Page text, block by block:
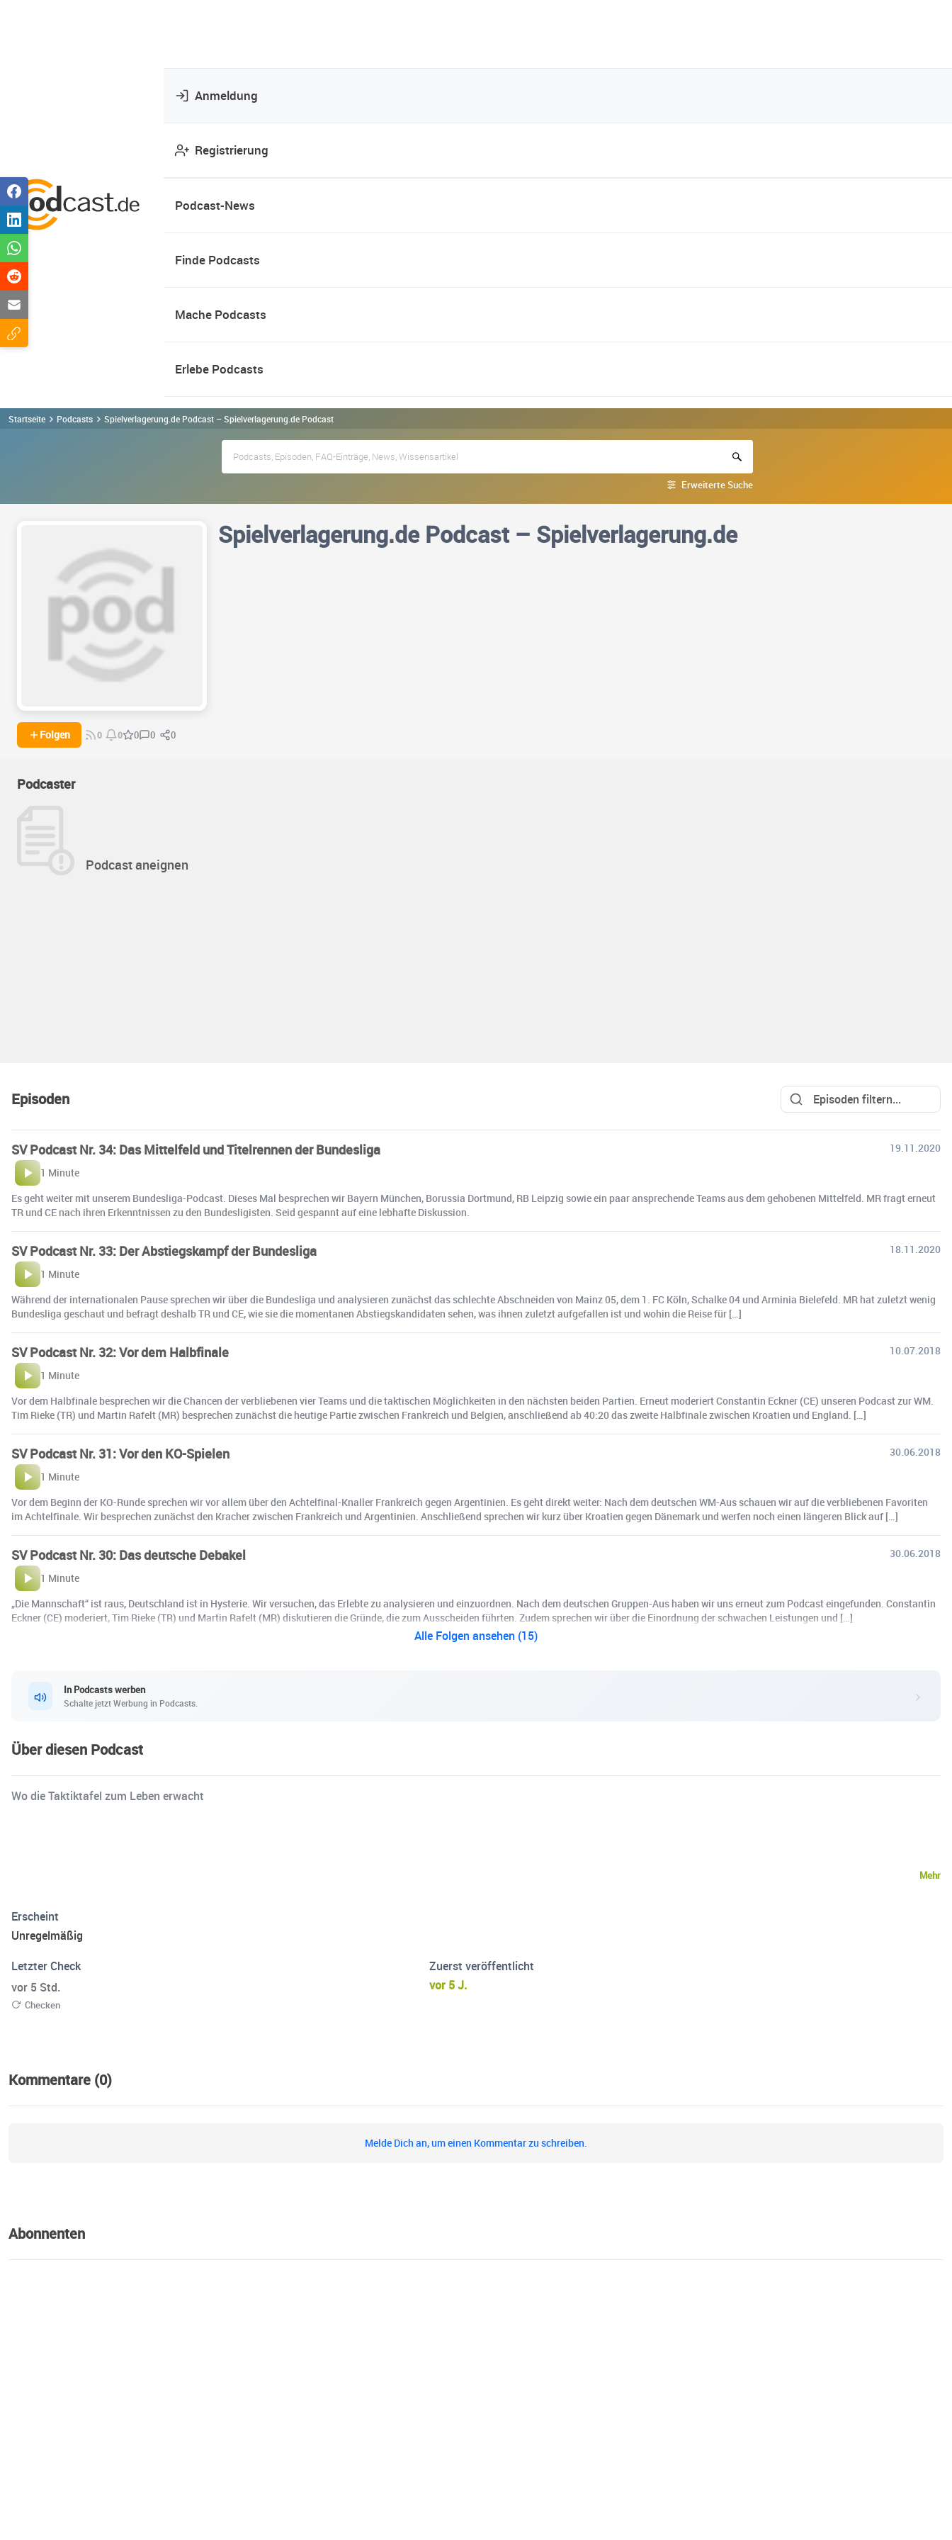
Anmeldung
Registrierung
Podcast-News
Finde Podcasts
Mache Podcasts
Erlebe Podcasts
Startseite Podcasts Spielverlagerung.de Podcast – Spielverlagerung.de Podcast
Erweiterte Suche
Spielverlagerung.de Podcast – Spielverlagerung.de
Folgen 0 0 0 0 0
Podcaster
Podcast aneignen
Episoden
SV Podcast Nr. 34: Das Mittelfeld und Titelrennen der Bundesliga
19.11.2020
1 Minute
Es geht weiter mit unserem Bundesliga-Podcast. Dieses Mal besprechen wir Bayern München, Borussia Dortmund, RB Leipzig sowie ein paar ansprechende Teams aus dem gehobenen Mittelfeld. MR fragt erneut
TR und CE nach ihren Erkenntnissen zu den Bundesligisten. Seid gespannt auf eine lebhafte Diskussion.
SV Podcast Nr. 33: Der Abstiegskampf der Bundesliga
18.11.2020
1 Minute
Während der internationalen Pause sprechen wir über die Bundesliga und analysieren zunächst das schlechte Abschneiden von Mainz 05, dem 1. FC Köln, Schalke 04 und Arminia Bielefeld. MR hat zuletzt wenig
Bundesliga geschaut und befragt deshalb TR und CE, wie sie die momentanen Abstiegskandidaten sehen, was ihnen zuletzt aufgefallen ist und wohin die Reise für […]
SV Podcast Nr. 32: Vor dem Halbfinale
10.07.2018
1 Minute
Vor dem Halbfinale besprechen wir die Chancen der verbliebenen vier Teams und die taktischen Möglichkeiten in den nächsten beiden Partien. Erneut moderiert Constantin Eckner (CE) unseren Podcast zur WM.
Tim Rieke (TR) und Martin Rafelt (MR) besprechen zunächst die heutige Partie zwischen Frankreich und Belgien, anschließend ab 40:20 das zweite Halbfinale zwischen Kroatien und England. […]
SV Podcast Nr. 31: Vor den KO-Spielen
30.06.2018
1 Minute
Vor dem Beginn der KO-Runde sprechen wir vor allem über den Achtelfinal-Knaller Frankreich gegen Argentinien. Es geht direkt weiter: Nach dem deutschen WM-Aus schauen wir auf die verbliebenen Favoriten
im Achtelfinale. Wir besprechen zunächst den Kracher zwischen Frankreich und Argentinien. Anschließend sprechen wir kurz über Kroatien gegen Dänemark und werfen noch einen längeren Blick auf […]
SV Podcast Nr. 30: Das deutsche Debakel
30.06.2018
1 Minute
„Die Mannschaft“ ist raus, Deutschland ist in Hysterie. Wir versuchen, das Erlebte zu analysieren und einzuordnen. Nach dem deutschen Gruppen-Aus haben wir uns erneut zum Podcast eingefunden. Constantin
Eckner (CE) moderiert, Tim Rieke (TR) und Martin Rafelt (MR) diskutieren die Gründe, die zum Ausscheiden führten. Zudem sprechen wir über die Einordnung der schwachen Leistungen und […]
Alle Folgen ansehen (15)
In Podcasts werben
Schalte jetzt Werbung in Podcasts.
Über diesen Podcast
Wo die Taktiktafel zum Leben erwacht
Mehr
Erscheint
Unregelmäßig
Letzter Check
vor 5 Std.
Checken
Zuerst veröffentlicht
vor 5 J.
Kommentare (0)
Melde Dich an, um einen Kommentar zu schreiben.
Abonnenten